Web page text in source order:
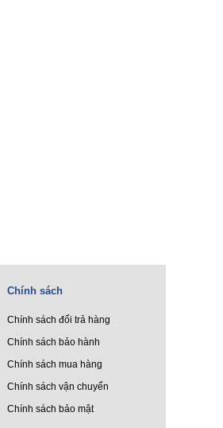
Chính sách
Chính sách đổi trả hàng
Chính sách bảo hành
Chính sách mua hàng
Chính sách vận chuyển
Chính sách bảo mật